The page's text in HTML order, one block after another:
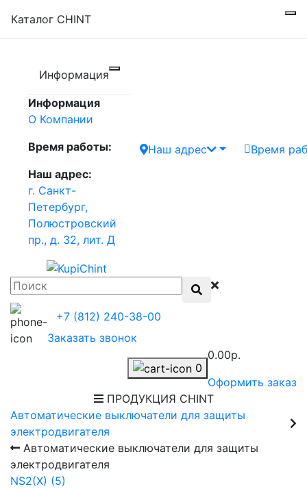
Каталог CHINT
Информация
Информация
О Компании
Время работы:
Наш адрес:
г. Санкт-
Петербург,
Полюстровский
пр., д. 32, лит. Д
Наш адрес Время
+7 (812) 240-38-00
Заказать звонок
0
0.00р.
Оформить заказ
ПРОДУКЦИЯ CHINT
Автоматические выключатели для защиты
электродвигателя
Автоматические выключатели для защиты
электродвигателя
NS2(X) (5)